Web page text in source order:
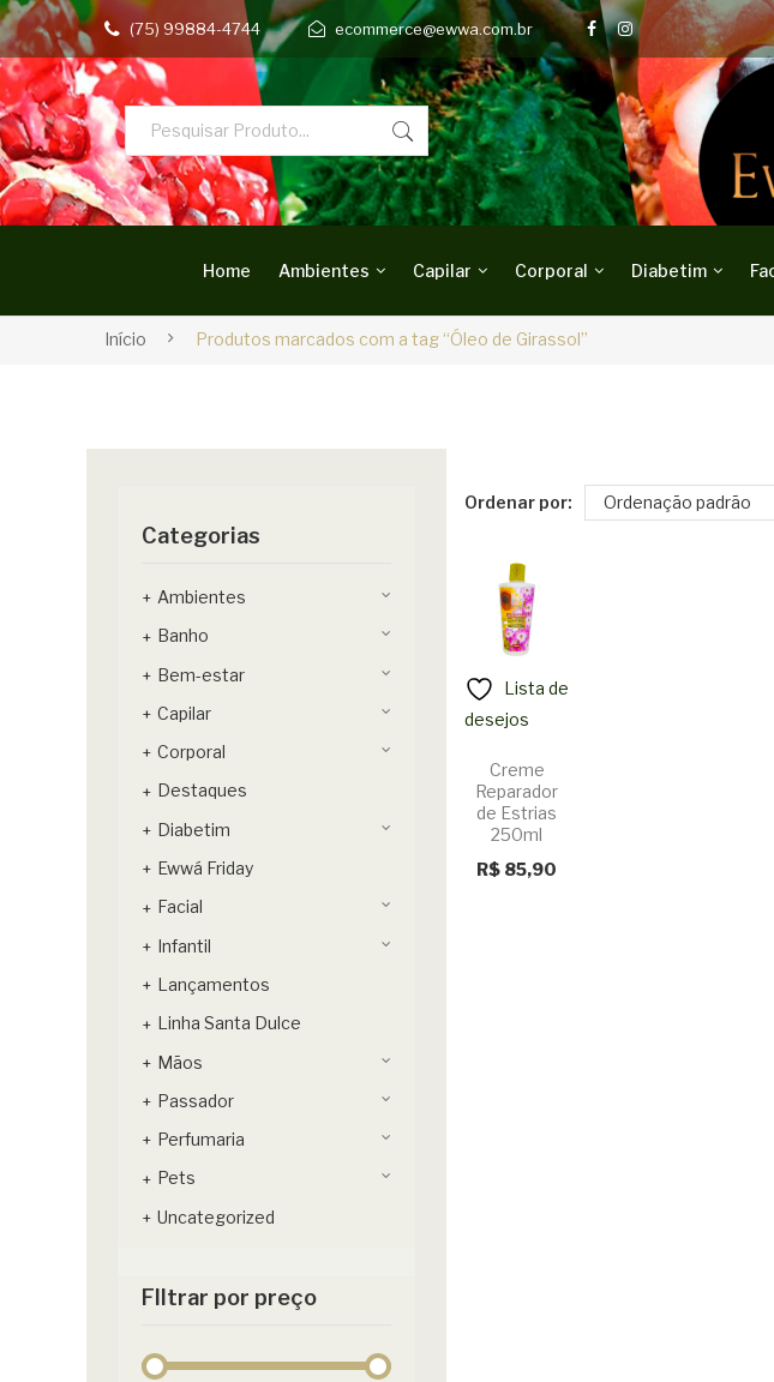
(75) 99884-4744 ecommerce@ewwa.com.br
Home Ambientes Capilar Corporal Diabetim
Início Produtos marcados com a tag “Óleo de Girassol”
Ordenar por:
Ordenação padrão
Lista de
desejos
Creme
Reparador
de Estrias
250ml
R$ 85,90
Categorias
Ambientes
Banho
Bem-estar
Capilar
Corporal
Destaques
Diabetim
Ewwá Friday
Facial
Infantil
Lançamentos
Linha Santa Dulce
Mãos
Passador
Perfumaria
Pets
Uncategorized
FIltrar por preço